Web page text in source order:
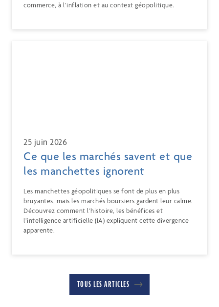
commerce, à l’inflation et au context géopolitique.
25 juin 2026
Ce que les marchés savent et que
les manchettes ignorent
Les manchettes géopolitiques se font de plus en plus
bruyantes, mais les marchés boursiers gardent leur calme.
Découvrez comment l’histoire, les bénéfices et
l’intelligence artificielle (IA) expliquent cette divergence
apparente.
TOUS LES ARTICLES